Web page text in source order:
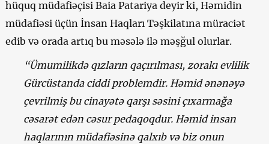
hüquq müdafiəçisi Baia Patariya deyir ki, Həmidin
müdafiəsi üçün İnsan Haqları Təşkilatına müraciət
edib və orada artıq bu məsələ ilə məşğul olurlar.
“Ümumilikdə qızların qaçırılması, zorakı evlilik
Gürcüstanda ciddi problemdir. Həmid ənənəyə
çevrilmiş bu cinayətə qarşı səsini çıxarmağa
cəsarət edən cəsur pedaqoqdur. Həmid insan
haqlarının müdafiəsinə qalxıb və biz onun